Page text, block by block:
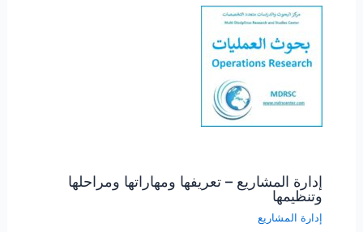
إدارة المشاريع – تعريفها ومهاراتها ومراحلها
وتنظيمها
إدارة المشاريع